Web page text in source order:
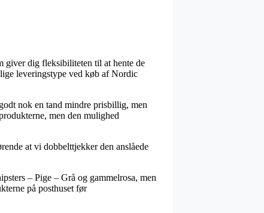
giver dig fleksibiliteten til at hente de
leveringstype ved køb af Nordic
nok en tand mindre prisbillig, men
men den mulighed
at vi dobbelttjekker den anslåede
– Pige – Grå og gammelrosa, men
på posthuset før